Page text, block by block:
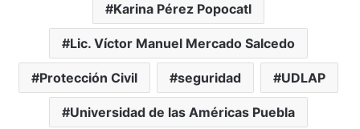
Karina Pérez Popocatl
Lic. Víctor Manuel Mercado Salcedo
Protección Civil seguridad UDLAP
Universidad de las Américas Puebla